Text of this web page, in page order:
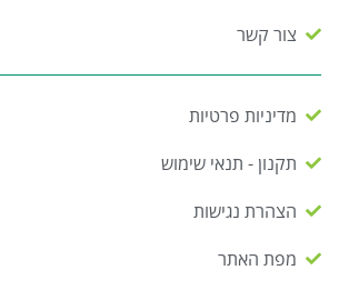
צור קשר
מדיניות פרטיות
תקנון - תנאי שימוש
הצהרת נגישות
מפת האתר